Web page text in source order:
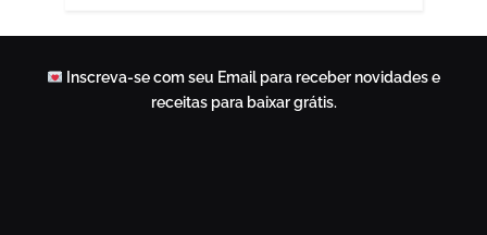
Inscreva-se com seu Email para receber novidades e
receitas para baixar grátis.